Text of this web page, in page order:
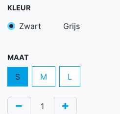
KLEUR
Zwart Grijs
MAAT
S M L